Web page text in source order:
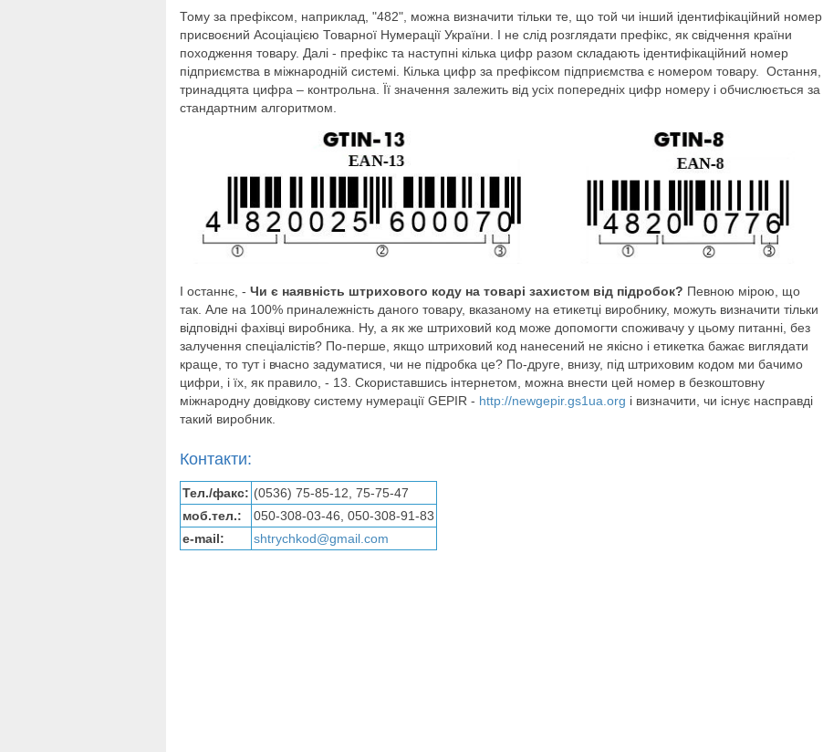
Тому за префіксом, наприклад, "482", можна визначити тільки те, що той чи інший ідентифікаційний номер
присвоєний Асоціацією Товарної Нумерації України. І не слід розглядати префікс, як свідчення країни
походження товару. Далі - префікс та наступні кілька цифр разом складають ідентифікаційний номер
підприємства в міжнародній системі. Кілька цифр за префіксом підприємства є номером товару. Остання,
тринадцята цифра – контрольна. Її значення залежить від усіх попередніх цифр номеру і обчислюється за
стандартним алгоритмом.
І останнє, - Чи є наявність штрихового коду на товарі захистом від підробок? Певною мірою, що
так. Але на 100% приналежність даного товару, вказаному на етикетці виробнику, можуть визначити тільки
відповідні фахівці виробника. Ну, а як же штриховий код може допомогти споживачу у цьому питанні, без
залучення спеціалістів? По-перше, якщо штриховий код нанесений не якісно і етикетка бажає виглядати
краще, то тут і вчасно задуматися, чи не підробка це? По-друге, внизу, під штриховим кодом ми бачимо
цифри, і їх, як правило, - 13. Скориставшись інтернетом, можна внести цей номер в безкоштовну
міжнародну довідкову систему нумерації GEPIR - http://newgepir.gs1ua.org і визначити, чи існує насправді
такий виробник.
Контакти:
Тел./факс: (0536) 75-85-12, 75-75-47
моб.тел.:
050-308-03-46, 050-308-91-83
e-mail:
shtrychkod@gmail.com